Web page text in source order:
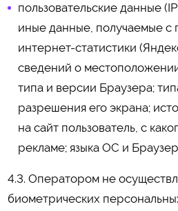
пользовательские данные
иные данные, получаемые
интернет-статистики
сведений о
типа и версии Браузера;
разрешения его экрана;
на сайт пользователь, с
рекламе; языка ОС и
4.3. Оператором не
биометрических